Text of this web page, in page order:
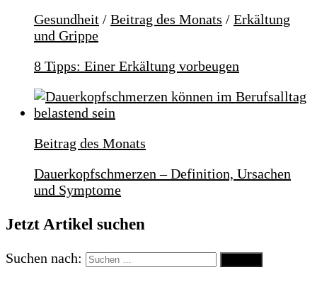
Gesundheit / Beitrag des Monats / Erkältung
und Grippe
8 Tipps: Einer Erkältung vorbeugen
Beitrag des Monats
Dauerkopfschmerzen – Definition, Ursachen
und Symptome
Jetzt Artikel suchen
Suchen nach: